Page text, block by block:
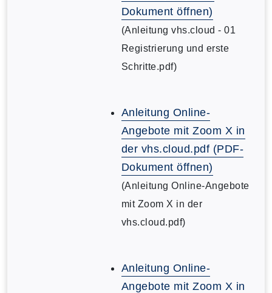
Dokument öffnen)
(Anleitung vhs.cloud - 01
Registrierung und erste
Schritte.pdf)
Anleitung Online-
Angebote mit Zoom X in
der vhs.cloud.pdf (PDF-
Dokument öffnen)
(Anleitung Online-Angebote
mit Zoom X in der
vhs.cloud.pdf)
Anleitung Online-
Angebote mit Zoom X in